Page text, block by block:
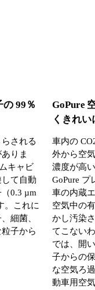
の 99％
される
りま
キャビ
て自動
0.3 µm
。これに
細菌、
子から
GoPure
くきれい
車内の
外から空
濃度が高
GoPure プ
車の内蔵
空気中の
かし汚染
てこない
では、開
子からの
な空気ろ
動車用空